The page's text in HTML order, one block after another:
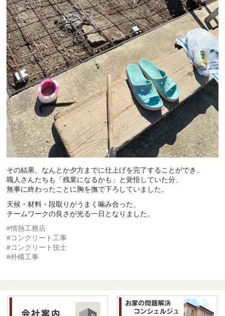
その結果、なんとか夕方までに仕上げを完了することができ、
職人さんたちも「残業になるかも」と覚悟していた分、
無事に終わったことに胸を撫で下ろしていました。
天候・材料・段取りがうまく噛み合った、
チームワークの良さが光る一日となりました。
#情熱工務店
#コンクリート工事
#コンクリート技士
#外構工事